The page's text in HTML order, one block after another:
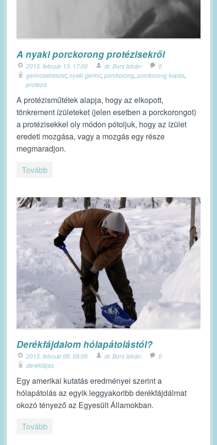
A nyaki porckorong protézisekről
2013. február 13. 17:00 dr. Bors István
0
gerincsebészet, nyaki gerinc, porckorong, porckorong kopás,
protézis
A protézisműtétek alapja, hogy az elkopott,
tönkrement ízületeket (jelen esetben a porckorongot)
a protézisekkel oly módon pótoljuk, hogy az ízület
eredeti mozgása, vagy a mozgás egy része
megmaradjon.
Tovább
Derékfájdalom hólapátolástól?
2013. február 06. 08:00 dr. Bors István
0
derékfájás
Egy amerikai kutatás eredményei szerint a
hólapátolás az egyik leggyakoribb derékfájdálmat
okozó tényező az Egyesült Államokban.
Tovább